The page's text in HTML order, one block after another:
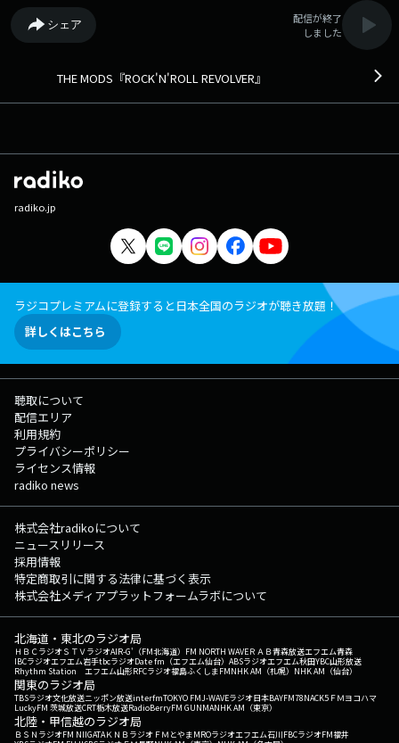
Edition 45～」もリリースされます。 それを記念して、THE MODS 森
山達也さんのレギュラー番組が13年ぶりにエフエム福岡でオンエア！ 番
組では、THE MODSの45周年をお祝いするとともに、 森山達也さんが奇
っくりお聞きします。 そして、THE MODSが見据える未来とは？ 番
シェア
配信が終了
しました
THE MODS『ROCK'N'ROLL REVOLVER』
radiko.jp
ラジコプレミアムに登録すると日本全国のラジオが聴き放題！
詳しくはこちら
聴取について
配信エリア
利用規約
プライバシーポリシー
ライセンス情報
radiko news
株式会社radikoについて
ニュースリリース
採用情報
特定商取引に関する法律に基づく表示
株式会社メディアプラットフォームラボについて
北海道・東北のラジオ局
ＨＢＣラジオＳＴＶラジオAIR-G'（FM北海道） FM NORTH WAVEＲＡＢ青森放送エフエム青森
IBCラジオエフエム岩手tbcラジオDate fm（エフエム仙台） ABSラジオエフエム秋田YBC山形放送
Rhythm Station エフエム山形RFCラジオ福島ふくしまFMNHK AM（札幌） NHK AM（仙台）
関東のラジオ局
TBSラジオ文化放送ニッポン放送interfmTOKYO FMJ-WAVEラジオ日本BAYFM78NACK5 ＦＭヨコハマ
LuckyFM 茨城放送CRT栃木放送RadioBerryFM GUNMANHK AM（東京）
北陸・甲信越のラジオ局
ＢＳＮラジオFM NIIGATAＫＮＢラジオ ＦＭとやまMROラジオエフエム石川FBCラジオFM福井